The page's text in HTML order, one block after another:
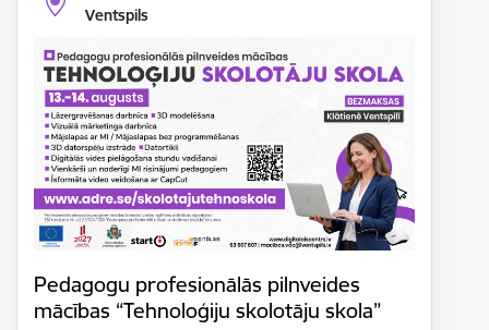
Ventspils
Pedagogu profesionālās pilnveides
mācības “Tehnoloģiju skolotāju skola”